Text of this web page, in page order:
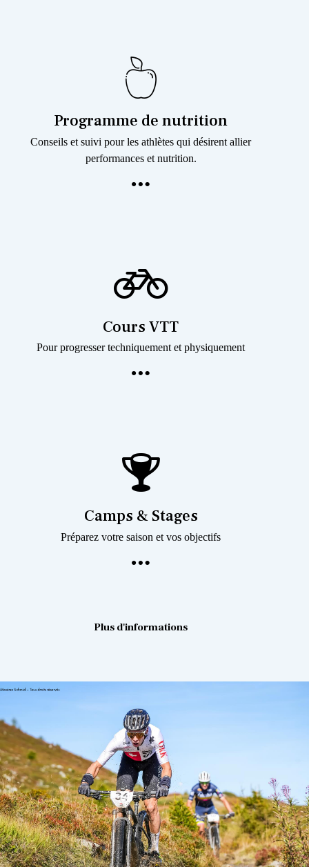
Programme de nutrition
Conseils et suivi pour les athlètes qui désirent allier
performances et nutrition.
Cours VTT
Pour progresser techniquement et physiquement
Camps & Stages
Préparez votre saison et vos objectifs
Plus d'informations